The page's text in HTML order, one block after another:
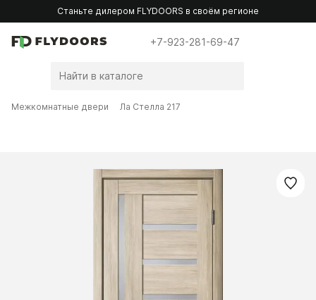
Станьте дилером FLYDOORS в своём регионе
+7-923-281-69-47
Межкомнатные двери Ла Стелла 217